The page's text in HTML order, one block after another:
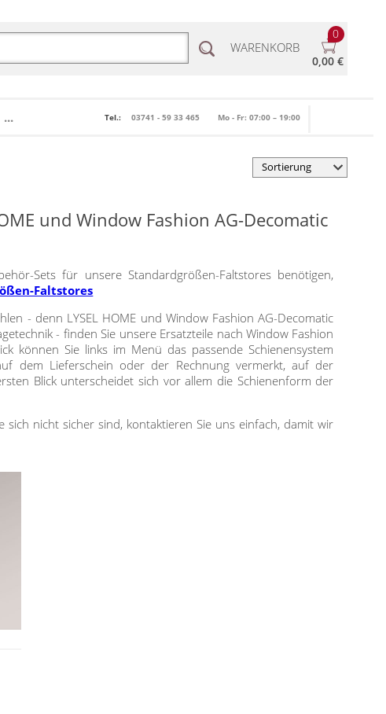
0
WARENKORB
0,00 €
... Tel.: 03741 - 59 33 465 Mo - Fr: 07:00 – 19:00
und Window Fashion AG-Decomatic
Sets für unsere Standardgrößen-Faltstores benötigen,
Faltstores
- denn LYSEL HOME und Window Fashion AG-Decomatic
- finden Sie unsere Ersatzteile nach Window Fashion
können Sie links im Menü das passende Schienensystem
dem Lieferschein oder der Rechnung vermerkt, auf der
Blick unterscheidet sich vor allem die Schienenform der
sich nicht sicher sind, kontaktieren Sie uns einfach, damit wir